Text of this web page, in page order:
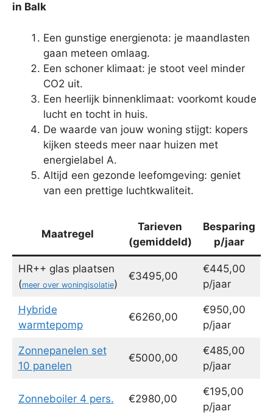
in Balk
Een gunstige energienota: je maandlasten
gaan meteen omlaag.
Een schoner klimaat: je stoot veel minder
CO2 uit.
Een heerlijk binnenklimaat: voorkomt koude
lucht en tocht in huis.
De waarde van jouw woning stijgt: kopers
kijken steeds meer naar huizen met
energielabel A.
Altijd een gezonde leefomgeving: geniet
van een prettige luchtkwaliteit.
Maatregel
Tarieven
(gemiddeld)
Besparing
p/jaar
HR++ glas plaatsen
(meer over woningisolatie)
€3495,00
€445,00
p/jaar
Hybride
warmtepomp
€6260,00
€950,00
p/jaar
Zonnepanelen set
10 panelen
€5000,00
€485,00
p/jaar
Zonneboiler 4 pers. €2980,00
€195,00
p/jaar